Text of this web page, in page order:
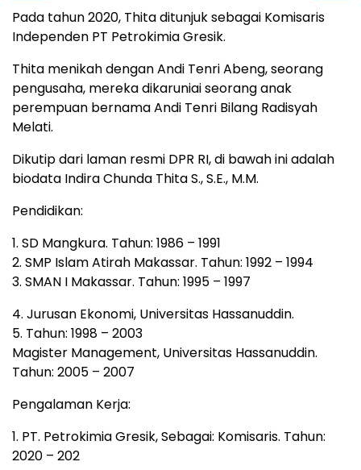
Pada tahun 2020, Thita ditunjuk sebagai Komisaris
Independen PT Petrokimia Gresik.
Thita menikah dengan Andi Tenri Abeng, seorang
pengusaha, mereka dikaruniai seorang anak
perempuan bernama Andi Tenri Bilang Radisyah
Melati.
Dikutip dari laman resmi DPR RI, di bawah ini adalah
biodata Indira Chunda Thita S., S.E., M.M.
Pendidikan:
1. SD Mangkura. Tahun: 1986 – 1991
2. SMP Islam Atirah Makassar. Tahun: 1992 – 1994
3. SMAN I Makassar. Tahun: 1995 – 1997
4. Jurusan Ekonomi, Universitas Hassanuddin.
5. Tahun: 1998 – 2003
Magister Management, Universitas Hassanuddin.
Tahun: 2005 – 2007
Pengalaman Kerja:
1. PT. Petrokimia Gresik, Sebagai: Komisaris. Tahun:
2020 – 202